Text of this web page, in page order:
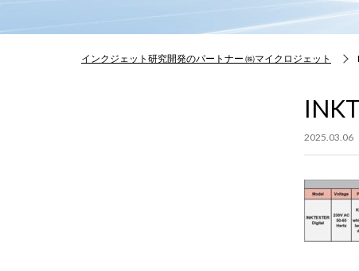
インクジェット研究開発のパートナー ㈱マイクロジェット
2025.03.06